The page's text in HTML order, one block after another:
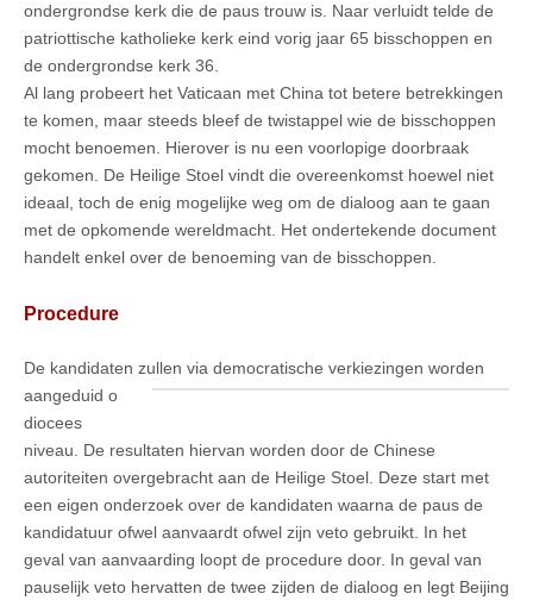
ondergrondse kerk die de paus trouw is. Naar verluidt telde de
patriottische katholieke kerk eind vorig jaar 65 bisschoppen en
de ondergrondse kerk 36.
Al lang probeert het Vaticaan met China tot betere betrekkingen
te komen, maar steeds bleef de twistappel wie de bisschoppen
mocht benoemen. Hierover is nu een voorlopige doorbraak
gekomen. De Heilige Stoel vindt die overeenkomst hoewel niet
ideaal, toch de enig mogelijke weg om de dialoog aan te gaan
met de opkomende wereldmacht. Het ondertekende document
handelt enkel over de benoeming van de bisschoppen.
Procedure
De kandidaten zullen via democratische verkiezingen worden
aangeduid o
diocees
niveau. De resultaten hiervan worden door de Chinese
autoriteiten overgebracht aan de Heilige Stoel. Deze start met
een eigen onderzoek over de kandidaten waarna de paus de
kandidatuur ofwel aanvaardt ofwel zijn veto gebruikt. In het
geval van aanvaarding loopt de procedure door. In geval van
pauselijk veto hervatten de twee zijden de dialoog en legt Beijing